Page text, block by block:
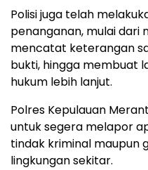
Polisi juga telah
penanganan, mulai dari
mencatat keterangan
bukti, hingga membuat
hukum lebih lanjut.
Polres Kepulauan
untuk segera melapor
tindak kriminal maupun
lingkungan sekitar.